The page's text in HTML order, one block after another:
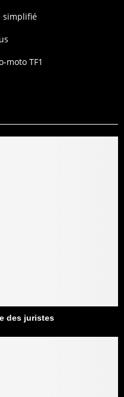
simplifié
moto TF1
des juristes